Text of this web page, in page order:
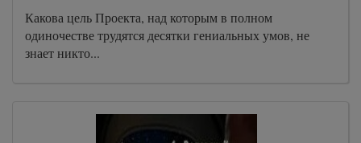
Какова цель Проекта, над которым в полном
одиночестве трудятся десятки гениальных умов, не
знает никто...